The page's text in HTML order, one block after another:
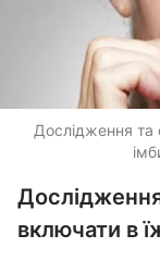
Дослідження та
включати в